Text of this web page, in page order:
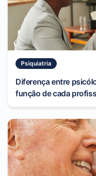
Psiquiatria
Diferença entre
função de cada